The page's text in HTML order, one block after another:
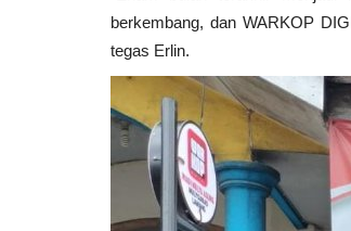
berkembang, dan WARKOP
tegas Erlin.
Budaya